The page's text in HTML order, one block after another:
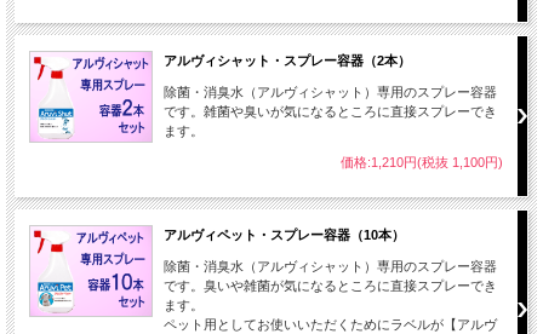
アルヴィシャット・スプレー容器（2本）
除菌・消臭水（アルヴィシャット）専用のスプレー容器
です。雑菌や臭いが気になるところに直接スプレーでき
ます。
価格:1,210円(税抜 1,100円)
アルヴィペット・スプレー容器（10本）
除菌・消臭水（アルヴィシャット）専用のスプレー容器
です。臭いや雑菌が気になるところに直接スプレーでき
ます。
ペット用としてお使いいただくためにラベルが【アルヴ